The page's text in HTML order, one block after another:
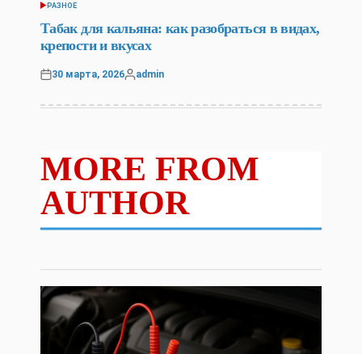
POSTED
IN
РАЗНОЕ
Табак для кальяна: как разобраться в видах,
крепости и вкусах
Posted
30 марта, 2026
Posted
admin
MORE FROM
AUTHOR